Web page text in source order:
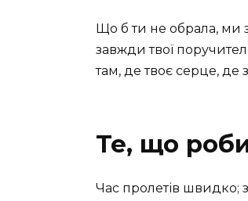
Що б ти не обрала, ми
завжди твої
там, де твоє серце, де
Те, що
Час пролетів швидко;